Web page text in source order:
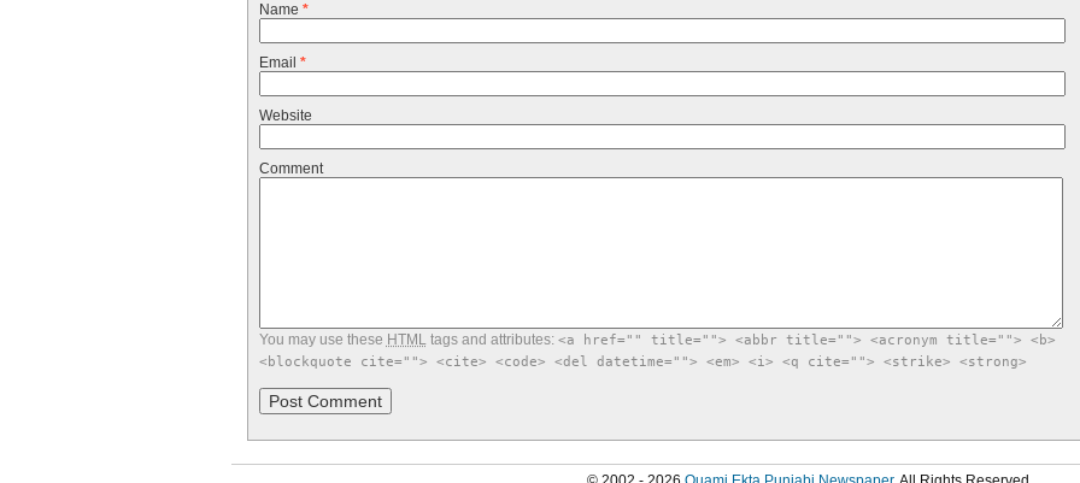
Name *
Email *
Website
Comment
You may use these HTMLtags and attributes: <a href="" title=""> <abbr title=""> <acronym title=""> <b>
<blockquote cite=""> <cite> <code> <del datetime=""> <em> <i> <q cite=""> <strike> <strong>